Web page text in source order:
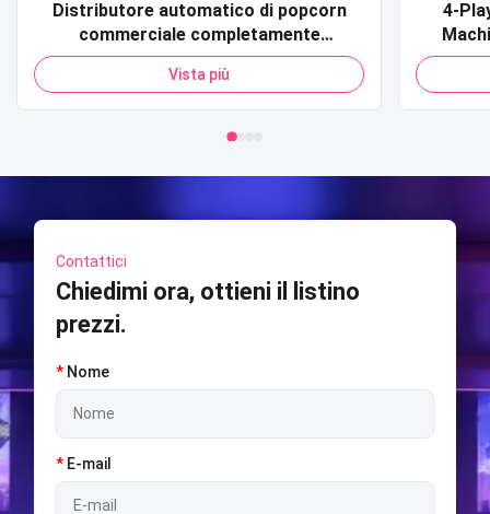
Distributore automatico di popcorn
commerciale completamente
automatico con carta di credito Codice
QR Pagamento Distributore
automatico di popcorn per centro
commerciale
Vista più
4-
Contattici
Chiedimi ora, ottieni il listino
prezzi.
* Nome
* E-mail